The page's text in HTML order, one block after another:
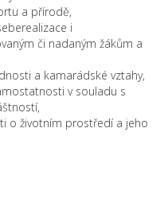
a přírodě,
i
či nadaným žákům a
a kamarádské vztahy,
v souladu s
o životním prostředí a jeho